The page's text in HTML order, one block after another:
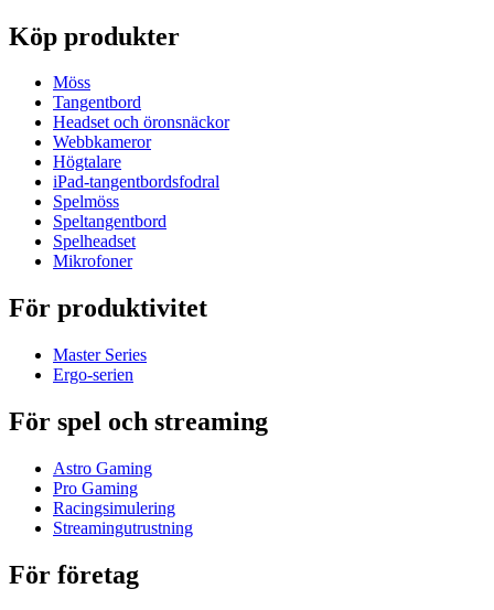
Köp produkter
Möss
Tangentbord
Headset och öronsnäckor
Webbkameror
Högtalare
iPad-tangentbordsfodral
Spelmöss
Speltangentbord
Spelheadset
Mikrofoner
För produktivitet
Master Series
Ergo-serien
För spel och streaming
Astro Gaming
Pro Gaming
Racingsimulering
Streamingutrustning
För företag